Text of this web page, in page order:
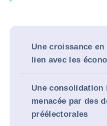
Une croissance
lien avec les
Une consolidation
menacée par des
préélectorales